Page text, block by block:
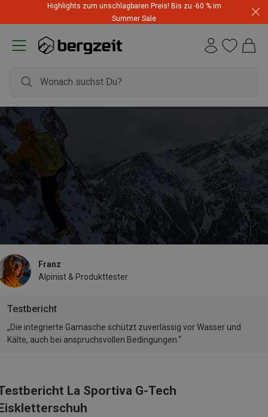
Highlights zum unschlagbaren Preis! Bis zu -60 % im
Summer Sale
Testbericht
Franz
Alpinist & Produkttester
„Die integrierte Gamasche schützt zuverlässig vor Wasser und
Kälte, auch bei anspruchsvollen Bedingungen.“
La Sportiva G-Tech